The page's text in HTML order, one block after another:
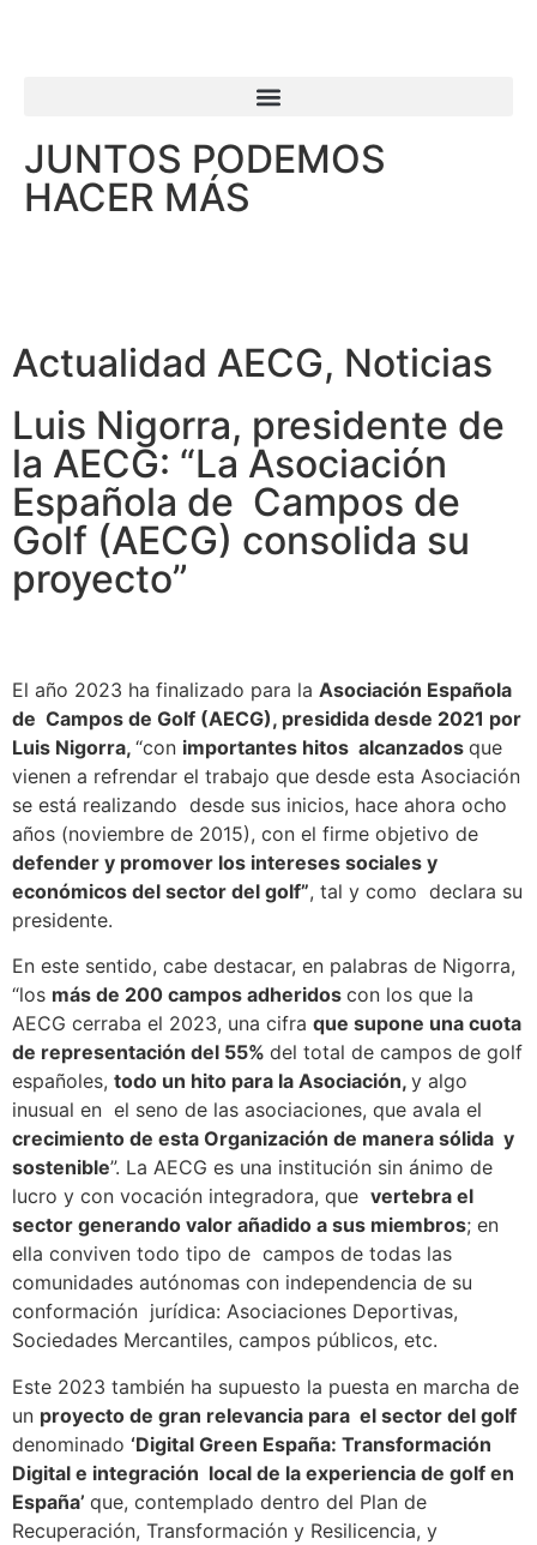
JUNTOS PODEMOS
HACER MÁS
Actualidad AECG, Noticias
Luis Nigorra, presidente de
la AECG: “La Asociación
Española de Campos de
Golf (AECG) consolida su
proyecto”
El año 2023 ha finalizado para la Asociación Española
de Campos de Golf (AECG), presidida desde 2021 por
Luis Nigorra, “con importantes hitos alcanzados que
vienen a refrendar el trabajo que desde esta Asociación
se está realizando desde sus inicios, hace ahora ocho
años (noviembre de 2015), con el firme objetivo de
defender y promover los intereses sociales y
económicos del sector del golf”, tal y como declara su
presidente.
En este sentido, cabe destacar, en palabras de Nigorra,
“los más de 200 campos adheridos con los que la
AECG cerraba el 2023, una cifra que supone una cuota
de representación del 55% del total de campos de golf
españoles, todo un hito para la Asociación, y algo
inusual en el seno de las asociaciones, que avala el
crecimiento de esta Organización de manera sólida y
sostenible”. La AECG es una institución sin ánimo de
lucro y con vocación integradora, que vertebra el
sector generando valor añadido a sus miembros; en
ella conviven todo tipo de campos de todas las
comunidades autónomas con independencia de su
conformación jurídica: Asociaciones Deportivas,
Sociedades Mercantiles, campos públicos, etc.
Este 2023 también ha supuesto la puesta en marcha de
un proyecto de gran relevancia para el sector del golf
denominado ‘Digital Green España: Transformación
Digital e integración local de la experiencia de golf en
España’ que, contemplado dentro del Plan de
Recuperación, Transformación y Resilicencia, y